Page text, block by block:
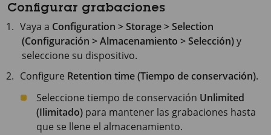
Configurar grabaciones
Vaya a Configuration > Storage > Selection
(Configuración > Almacenamiento > Selección)y
seleccione su dispositivo.
Configure Retention time (Tiempo de conservación).
Seleccione tiempo de conservación Unlimited
(Ilimitado) para mantener las grabaciones hasta
que se llene el almacenamiento.